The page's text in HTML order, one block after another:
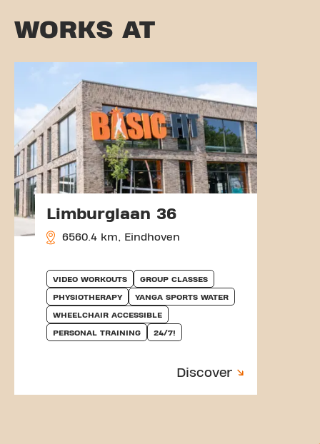
WORKS AT
Limburglaan 36
6560.4 km, Eindhoven
VIDEO WORKOUTS GROUP CLASSES
PHYSIOTHERAPY YANGA SPORTS WATER
WHEELCHAIR ACCESSIBLE
PERSONAL TRAINING 24/7!
Discover